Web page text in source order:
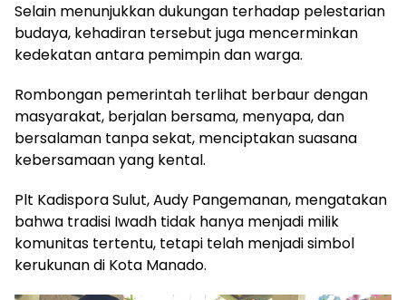
Selain menunjukkan dukungan terhadap pelestarian
budaya, kehadiran tersebut juga mencerminkan
kedekatan antara pemimpin dan warga.
Rombongan pemerintah terlihat berbaur dengan
masyarakat, berjalan bersama, menyapa, dan
bersalaman tanpa sekat, menciptakan suasana
kebersamaan yang kental.
Plt Kadispora Sulut, Audy Pangemanan, mengatakan
bahwa tradisi Iwadh tidak hanya menjadi milik
komunitas tertentu, tetapi telah menjadi simbol
kerukunan di Kota Manado.